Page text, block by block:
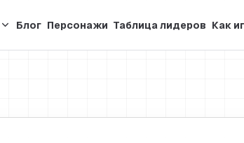
Блог Персонажи Таблица лидеров Как